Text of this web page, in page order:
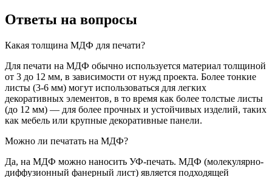
Ответы на вопросы
Какая толщина МДФ для печати?
Для печати на МДФ обычно используется материал толщиной
от 3 до 12 мм, в зависимости от нужд проекта. Более тонкие
листы (3-6 мм) могут использоваться для легких
декоративных элементов, в то время как более толстые листы
(до 12 мм) — для более прочных и устойчивых изделий, таких
как мебель или крупные декоративные панели.
Можно ли печатать на МДФ?
Да, на МДФ можно наносить УФ-печать. МДФ (молекулярно-
диффузионный фанерный лист) является подходящей